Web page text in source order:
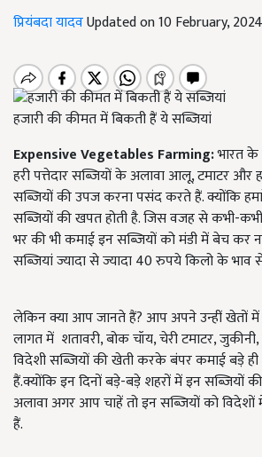
प्रियंबदा यादवUpdated on 10 February,
हजारी की कीमत में बिकती हैं ये सब्जियां
Expensive Vegetables Farming:भारत के
हरी पत्तेदार सब्जियों के अलावा आलू, टमाटर और
सब्जियों की उपज करना पसंद करते हैं. क्योंकि
सब्जियों की खपत होती है. जिस वजह से कभी-
भर की भी कमाई इन सब्जियों को मंडी में बेच कर
सब्जियां ज्यादा से ज्यादा 40 रुपये किलो के भाव
लेकिन क्या आप जानते हैं? आप अपने उन्हीं खेतों
लागत में शतावरी, बोक चॉय, चेरी टमाटर,
विदेशी सब्जियों की खेती करके बंपर कमाई बड़े
हैं.क्योंकि इन दिनों बड़े-बड़े शहरों में इन सब्जियों
अलावा अगर आप चाहें तो इन सब्जियों को
हैं.